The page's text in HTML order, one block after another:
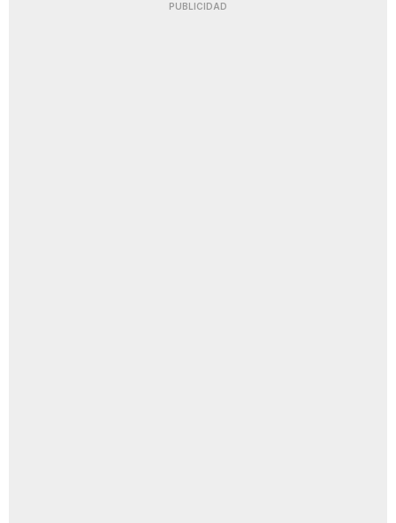
PUBLICIDAD